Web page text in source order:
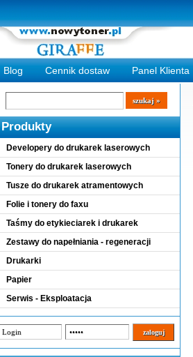
Blog Cennik dostaw Panel Klienta
Wyszukiwarka
szukaj
Produkty
Developery do drukarek laserowych
Tonery do drukarek laserowych
Tusze do drukarek atramentowych
Folie i tonery do faxu
Taśmy do etykieciarek i drukarek
Zestawy do napełniania - regeneracji
Drukarki
Papier
Serwis - Eksploatacja